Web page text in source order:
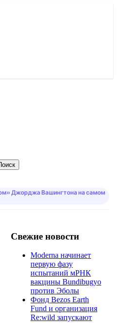
Джорджа Вашингтона на самом
Свежие новости
Moderna начинает
первую фазу
испытаний мРНК
вакцины Bundibugyo
против Эболы
Фонд Bezos Earth
Fund и организация
Re:wild запускают